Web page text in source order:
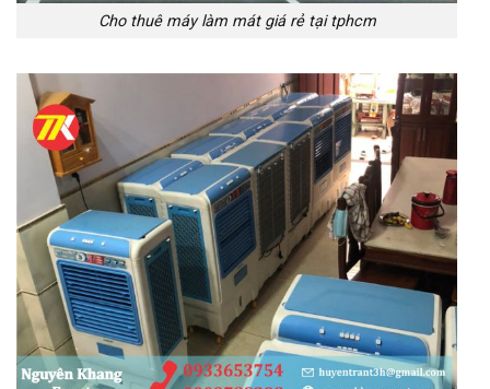
Cho thuê máy làm mát giá rẻ tại tphcm